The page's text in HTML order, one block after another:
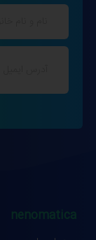
nenomatica